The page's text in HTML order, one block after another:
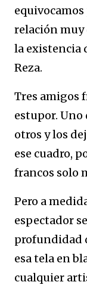
relación muy
la existencia
Reza.
Tres amigos
estupor. Uno
otros y los
ese cuadro,
francos solo
Pero a
espectador
profundidad
esa tela en
cualquier